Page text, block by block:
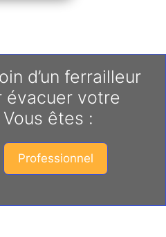
d’un ferrailleur
évacuer votre
êtes :
Professionnel